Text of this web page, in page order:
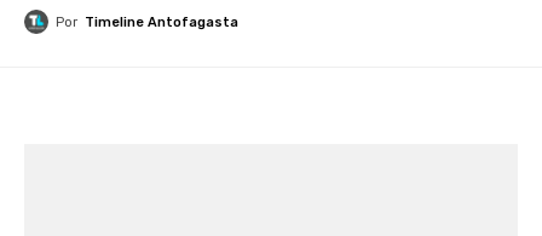
Por Timeline Antofagasta